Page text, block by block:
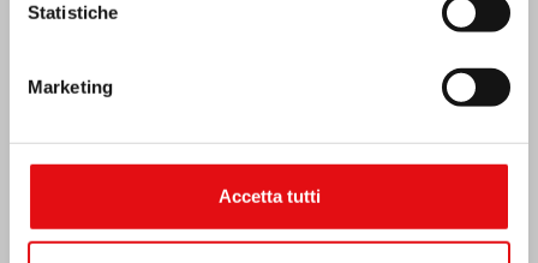
Statistiche
Marketing
Accetta tutti
India: Benedizione e inaugurazione del
“Lumen Carmeli”